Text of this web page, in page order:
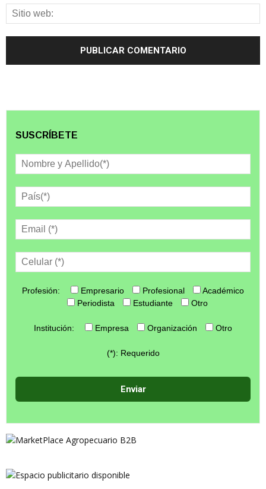
SUSCRÍBETE
Profesión: Empresario Profesional
Académico
Periodista
Estudiante Otro
Institución: Empresa Organización Otro
(*): Requerido